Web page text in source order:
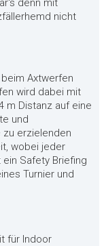
denn mit
nicht
Axtwerfen
wird dabei mit
m Distanz auf eine
und
erzielenden
wobei jeder
Safety Briefing
Turnier und
für Indoor